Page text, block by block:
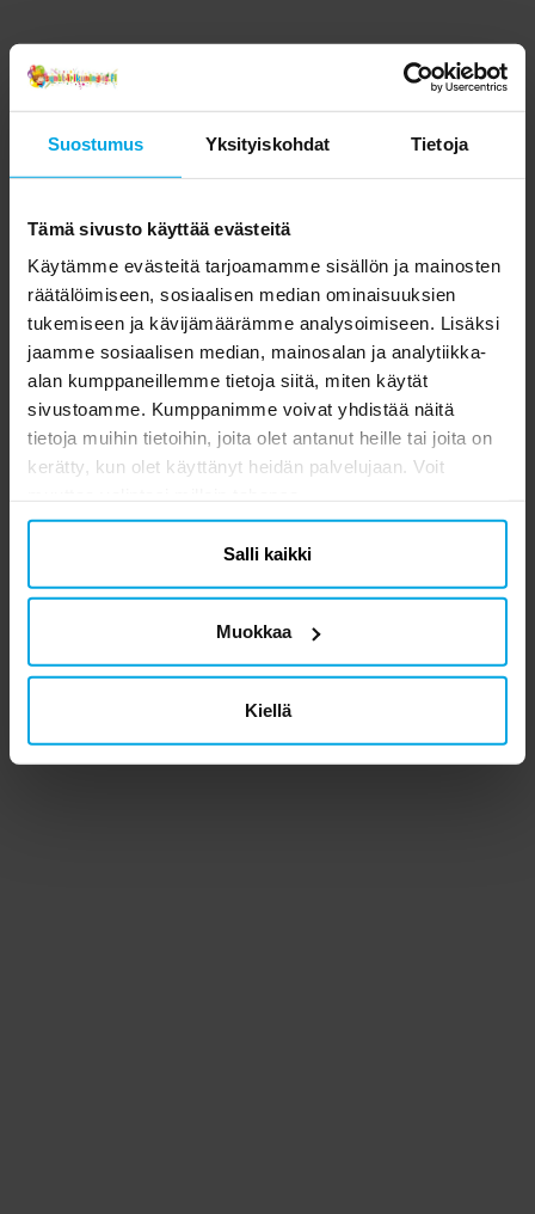
Suostumus Yksityiskohdat Tietoja
Tämä sivusto käyttää evästeitä
Käytämme evästeitä tarjoamamme sisällön ja mainosten
räätälöimiseen, sosiaalisen median ominaisuuksien
tukemiseen ja kävijämäärämme analysoimiseen. Lisäksi
jaamme sosiaalisen median, mainosalan ja analytiikka-
alan kumppaneillemme tietoja siitä, miten käytät
sivustoamme. Kumppanimme voivat yhdistää näitä
tietoja muihin tietoihin, joita olet antanut heille tai joita on
kerätty, kun olet käyttänyt heidän palvelujaan. Voit
Salli kaikki
Muokkaa
Kiellä